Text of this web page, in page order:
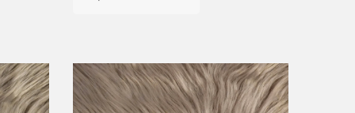
mehrere
Varianten
auf.